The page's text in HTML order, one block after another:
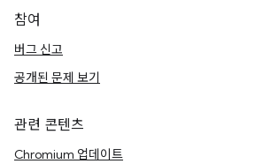
참여
버그 신고
공개된 문제 보기
관련 콘텐츠
Chromium 업데이트